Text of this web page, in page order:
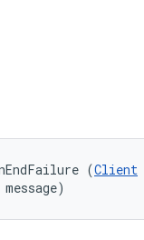
(Client
message)